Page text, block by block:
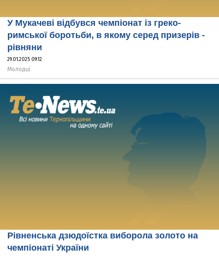
У Мукачеві відбувся чемпіонат із греко-
римської боротьби, в якому серед призерів -
рівняни
29.01.2025 09:12
Молодці
Рівненська дзюдоїстка виборола золото на
чемпіонаті України